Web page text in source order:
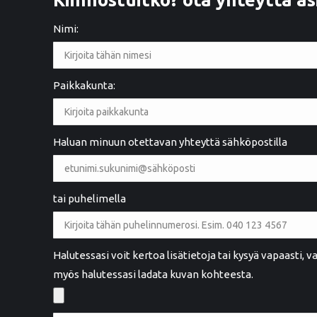
Nimi:
Paikkakunta:
Haluan minuun otettavan yhteyttä sähköpostilla
tai puhelimella
Halutessasi voit kertoa lisätietoja tai kysyä vapaasti,
myös halutessasi ladata kuvan kohteesta.
2 years ago
Ystävällinen palvelu. Hyvä työnlaatu
Maarit Henttula
Rauma